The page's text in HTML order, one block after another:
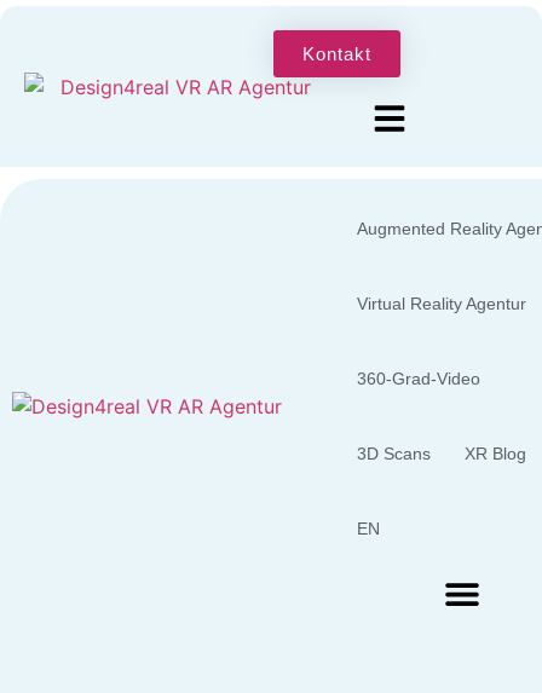
Kontakt
Augmented Reality
Virtual Reality Agentur
360-Grad-Video
3D Scans XR Blog
EN